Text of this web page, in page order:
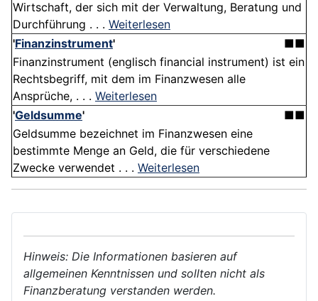
Wirtschaft, der sich mit der Verwaltung, Beratung und
Durchführung . . . Weiterlesen
'Finanzinstrument'
■■
Finanzinstrument (englisch financial instrument) ist ein
Rechtsbegriff, mit dem im Finanzwesen alle
Ansprüche, . . . Weiterlesen
'Geldsumme'
■■
Geldsumme bezeichnet im Finanzwesen eine
bestimmte Menge an Geld, die für verschiedene
Zwecke verwendet . . . Weiterlesen
Hinweis: Die Informationen basieren auf
allgemeinen Kenntnissen und sollten nicht als
Finanzberatung verstanden werden.